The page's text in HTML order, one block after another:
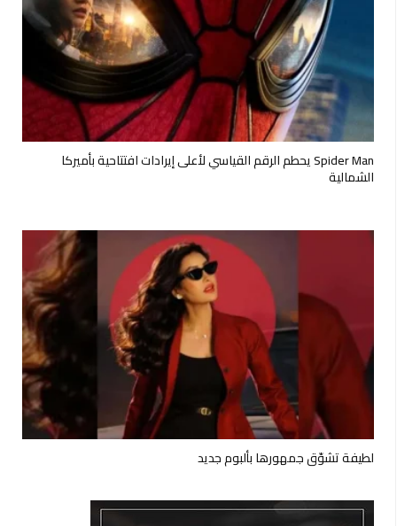
Spider Man يحطم الرقم القياسي لأعلى إيرادات افتتاحية بأميركا
الشمالية
لطيفة تشوّق جمهورها بألبوم جديد